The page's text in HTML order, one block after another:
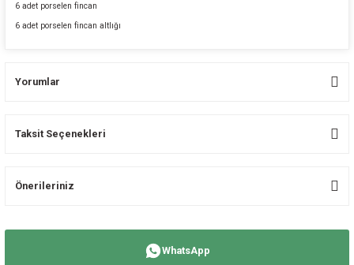
6 adet porselen fincan
6 adet porselen fincan altlığı
Yorumlar
Taksit Seçenekleri
Önerileriniz
WhatsApp